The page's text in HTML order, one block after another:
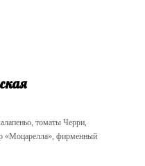
томаты Черри,
«Моцарелла», фирменный